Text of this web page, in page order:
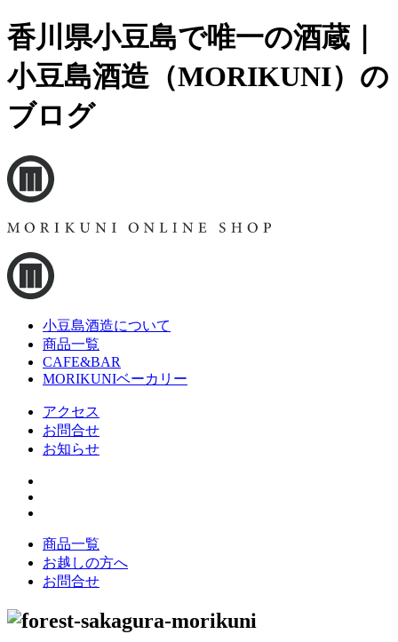
香川県小豆島で唯一の酒蔵｜
小豆島酒造（MORIKUNI）の
ブログ
小豆島酒造について
商品一覧
CAFE&BAR
MORIKUNIベーカリー
アクセス
お問合せ
お知らせ
商品一覧
お越しの方へ
お問合せ